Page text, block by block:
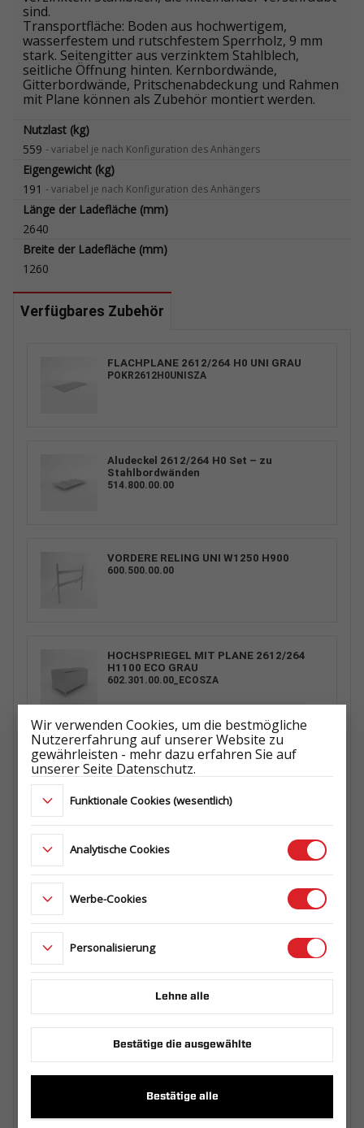
sind.
Transportfläche: Boden aus hochwertigem,
wasserfestem und rutschfestem Sperrholz, 9 mm
stark. Seitengitter aus verzinktem Stahlblech,
seitliche Öffnung hinten. Kernbordwände,
Gitterbordwände, Pritschenabdeckung und Rahmen
mit Plane können als Zubehör montiert werden.
Nutzlast (kg)
559 - variabel je nach Konfiguration des Anhängers
Eigengewicht (kg)
191 - variabel je nach Konfiguration des Anhängers
Länge der Ladefläche (mm)
2640
Breite der Ladefläche (mm)
1260
Verfügbares Zubehör
FLACHPLANE 2612/264 H0 UNI GRAU
POKR2612H0UNISZA
Aludeckel 2612/264 H0 Set – zu
Stahlbordwänden
514.800.00.00
VORDERE RELING UNI W1250 H900
600.500.00.00
HOCHSPRIEGEL MIT PLANE 2612/264
H1100 ECO GRAU
602.301.00.00_ECOSZA
HOCHSPRIEGEL MIT PLANE 2612/264
H800 ECO GRAU
602.300.00.00_ECOSZA
SPRIEGEL H0 QUERTRÄGER W1250 H0
Ersatzradhalterung Komplett
Abstellstützen RSR 2 Stk. + Montagesatz
Wir verwenden Cookies, um die bestmögliche
Nutzererfahrung auf unserer Website zu
gewährleisten - mehr dazu erfahren Sie auf
unserer Seite Datenschutz.
Funktionale Cookies (wesentlich)
Analytische Cookies
Werbe-Cookies
Personalisierung
Lehne alle
Bestätige die ausgewählte
Bestätige alle